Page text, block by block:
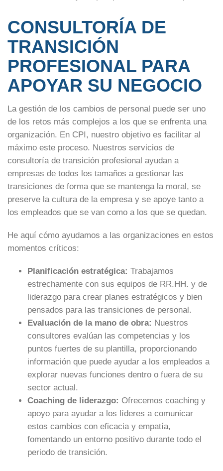
CONSULTORÍA DE
TRANSICIÓN
PROFESIONAL PARA
APOYAR SU NEGOCIO
La gestión de los cambios de personal puede ser uno
de los retos más complejos a los que se enfrenta una
organización. En CPI, nuestro objetivo es facilitar al
máximo este proceso. Nuestros servicios de
consultoría de transición profesional ayudan a
empresas de todos los tamaños a gestionar las
transiciones de forma que se mantenga la moral, se
preserve la cultura de la empresa y se apoye tanto a
los empleados que se van como a los que se quedan.
He aquí cómo ayudamos a las organizaciones en estos
momentos críticos:
Planificación estratégica: Trabajamos
estrechamente con sus equipos de RR.HH. y de
liderazgo para crear planes estratégicos y bien
pensados para las transiciones de personal.
Evaluación de la mano de obra: Nuestros
consultores evalúan las competencias y los
puntos fuertes de su plantilla, proporcionando
información que puede ayudar a los empleados a
explorar nuevas funciones dentro o fuera de su
sector actual.
Coaching de liderazgo: Ofrecemos coaching y
apoyo para ayudar a los líderes a comunicar
estos cambios con eficacia y empatía,
fomentando un entorno positivo durante todo el
periodo de transición.